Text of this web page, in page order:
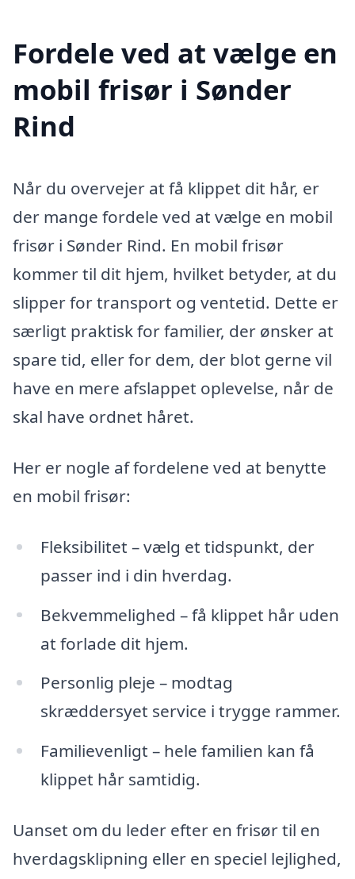
Fordele ved at vælge en
mobil frisør i Sønder
Rind
Når du overvejer at få klippet dit hår, er
der mange fordele ved at vælge en mobil
frisør i Sønder Rind. En mobil frisør
kommer til dit hjem, hvilket betyder, at du
slipper for transport og ventetid. Dette er
særligt praktisk for familier, der ønsker at
spare tid, eller for dem, der blot gerne vil
have en mere afslappet oplevelse, når de
skal have ordnet håret.
Her er nogle af fordelene ved at benytte
en mobil frisør:
Fleksibilitet – vælg et tidspunkt, der
passer ind i din hverdag.
Bekvemmelighed – få klippet hår uden
at forlade dit hjem.
Personlig pleje – modtag
skræddersyet service i trygge rammer.
Familievenligt – hele familien kan få
klippet hår samtidig.
Uanset om du leder efter en frisør til en
hverdagsklipning eller en speciel lejlighed,